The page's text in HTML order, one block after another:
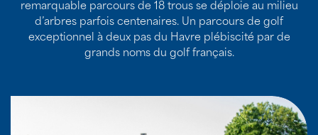
remarquable parcours de 18 trous se déploie au milieu
d’arbres parfois centenaires. Un parcours de golf
exceptionnel à deux pas du Havre plébiscité par de
grands noms du golf français.